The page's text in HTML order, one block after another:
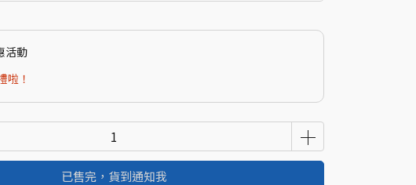
活動
啦！
已售完，貨到通知我